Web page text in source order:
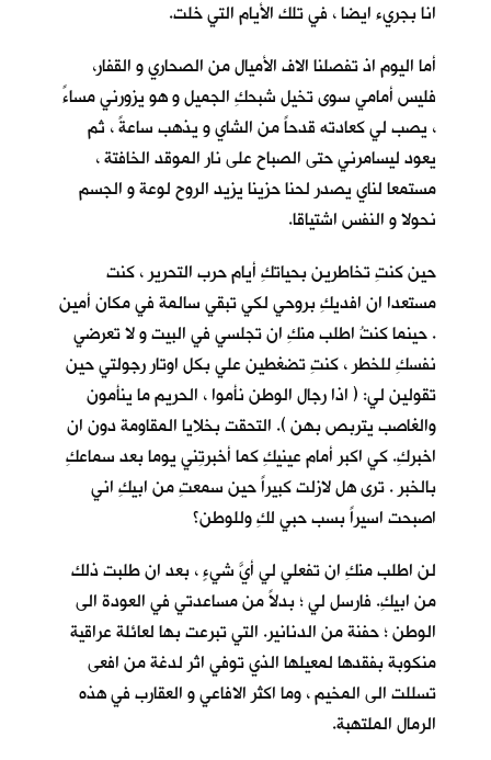
انا بجريء ايضا ، في تلك الأيام التي خلت.
أما اليوم اذ تفصلنا الاف الأميال من الصحاري و القفار،
فليس أمامي سوى تخيل شبحكِ الجميل و هو يزورني مساءً
، يصب لي كعادته قدحاً من الشاي و يذهب ساعةً ، ثم
يعود ليسامرني حتى الصباح على نار الموقد الخافتة ،
مستمعا لناي يصدر لحنا حزينا يزيد الروح لوعة و الجسم
نحولا و النفس اشتياقا.
حين كنتِ تخاطرين بحياتكِ أيام حرب التحرير ، كنت
مستعدا ان افديكِ بروحي لكي تبقي سالمة في مكان أمين
. حينما كنتُ اطلب منكِ ان تجلسي في البيت و لا تعرضي
نفسكِ للخطر ، كنتِ تضغطين علي بكل اوتار رجولتي حين
تقولين لي: ( اذا رجال الوطن نأموا ، الحريم ما ينأمون
والغاصب يتربص بهن ). التحقت بخلايا المقاومة دون ان
اخبركِ. كي اكبر أمام عينيكِ كما أخبرتِني يوما بعد سماعكِ
بالخبر . ترى هل لازلت كبيراً حين سمعتِ من ابيكِ اني
اصبحت اسيراً بسب حبي لكِ وللوطن؟
لن اطلب منكِ ان تفعلي لي أيَّ شيءٍ ، بعد ان طلبت ذلك
من ابيكِ. فارسل لي ؛ بدلاً من مساعدتي في العودة الى
الوطن ؛ حفنة من الدنانير. التي تبرعت بها لعائلة عراقية
منكوبة بفقدها لمعيلها الذي توفي اثر لدغة من افعى
تسللت الى المخيم ، وما اكثر الافاعي و العقارب في هذه
الرمال الملتهبة.